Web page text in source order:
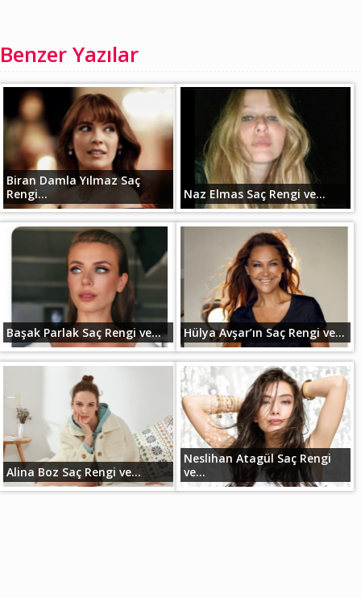
Benzer Yazılar
Biran Damla Yılmaz Saç
Rengi...
Naz Elmas Saç Rengi ve...
Başak Parlak Saç Rengi ve... Hülya Avşar’ın Saç Rengi ve...
Alina Boz Saç Rengi ve...
Neslihan Atagül Saç Rengi
ve...